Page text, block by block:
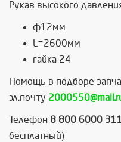
Рукав высокого
ф12мм
L=2600мм
гайка 24
Помощь в подборе
эл.почту
Телефон 8 800 6000
бесплатный)